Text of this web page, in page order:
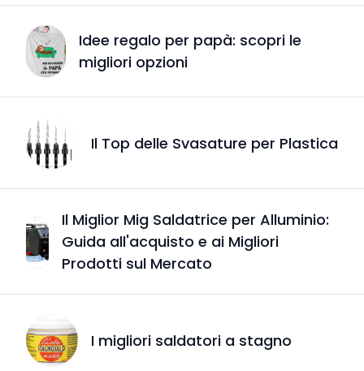
Idee regalo per papà: scopri le
migliori opzioni
Il Top delle Svasature per Plastica
Il Miglior Mig Saldatrice per Alluminio:
Guida all'acquisto e ai Migliori
Prodotti sul Mercato
I migliori saldatori a stagno